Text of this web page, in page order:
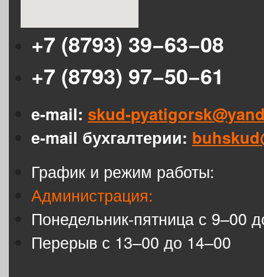
+7 (8793) 39−63−08
+7 (8793) 97−50−61
e-mail: skud-
e-mail бухгалтерии:
График и режим работы:
Администрация:
Понедельник-пятница с 9–00
Перерыв с 13–00 до 14–00